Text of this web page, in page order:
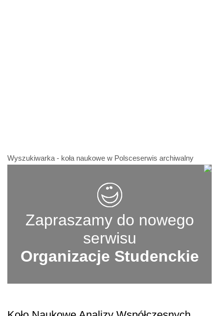
Wyszukiwarka - koła naukowe w Polsceserwis archiwalny
Zapraszamy do nowego
serwisu
Organizacje Studenckie